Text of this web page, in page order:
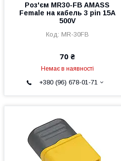
Роз'єм MR30-FB AMASS
Female на кабель 3 pin 15A
500V
MR-30FB
70 ₴
Немає в наявності
+380 (96) 678-01-71